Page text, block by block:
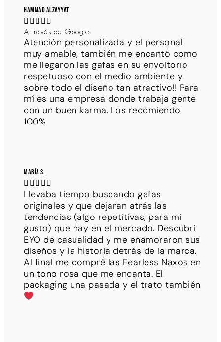
Hammad Alzayyat
    
A través de Google
Atención personalizada y el personal
muy amable, también me encantó como
me llegaron las gafas en su envoltorio
respetuoso con el medio ambiente y
sobre todo el diseño tan atractivo!! Para
mí es una empresa donde trabaja gente
con un buen karma. Los recomiendo
100%
María S.
    
Llevaba tiempo buscando gafas
originales y que dejaran atrás las
tendencias (algo repetitivas, para mi
gusto) que hay en el mercado. Descubrí
EYO de casualidad y me enamoraron sus
diseños y la historia detrás de la marca.
Al final me compré las Fearless Naxos en
un tono rosa que me encanta. El
packaging una pasada y el trato también